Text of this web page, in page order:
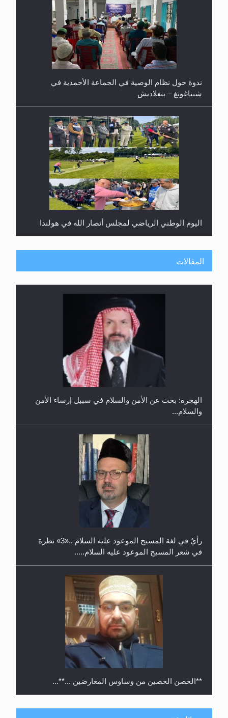
ندوة حول نظام الوصية في الجماعة الأحمدية في
شيتاغونغ – بنغلاديش
اليوم الوطني الرياضي لمجلس أنصار الله في هولندا
إتمام حفظ القرآن الكريم لثلاثة طلاب من مدرسة الحفظ
حفل توزيع الشهادات في الجامعة الأحمدية بنيجيريا لعام
المقالات
الهجرة: بحث عن الأمن والسلام في سبيل إرساء الأمن
والسلام...
رأيٌ في لغة المسيح الموعود عليه السلام ..«3» نظرة
في شعر المسيح الموعود عليه السلام.....
**الحصن الحصين من وساوس المعارضين ...**...